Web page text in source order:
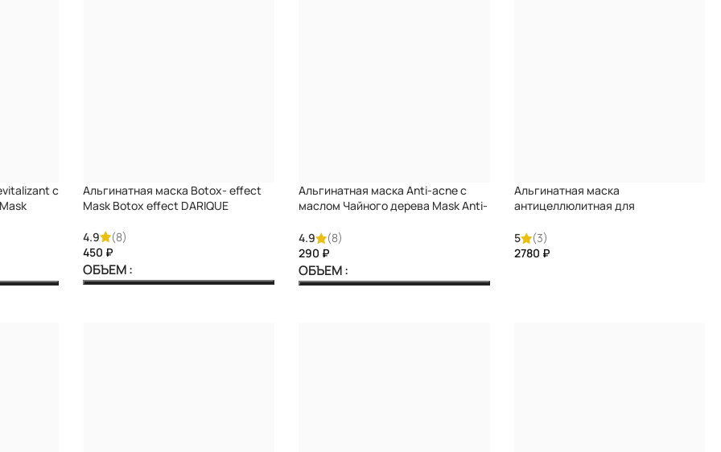
с
Альгинатная маска Botox- effect
Mask Botox effect DARIQUE
4.9
(8)
₽
ОБЪЕМ
Альгинатная маска Аnti-acne с
маслом Чайного дерева Mask Аnti-
4.9
(8)
₽
ОБЪЕМ
Альгинатная маска
антицеллюлитная для
охлаждающим эффектом Mask of
anti-cellulite to reduce the volume of
5
(3)
₽